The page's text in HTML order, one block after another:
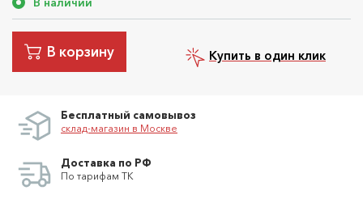
В корзину Купить в один клик
Бесплатный самовывоз
склад-магазин в Москве
Доставка по РФ
По тарифам ТК